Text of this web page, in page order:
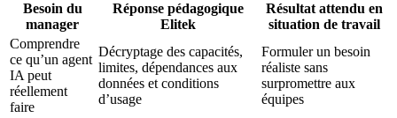
Besoin du
manager
Réponse pédagogique
Elitek
Résultat attendu en
situation de travail
Comprendre
ce qu’un agent
IA peut
réellement
faire
Décryptage des capacités,
limites, dépendances aux
données et conditions
d’usage
Formuler un besoin
réaliste sans
surpromettre aux
équipes